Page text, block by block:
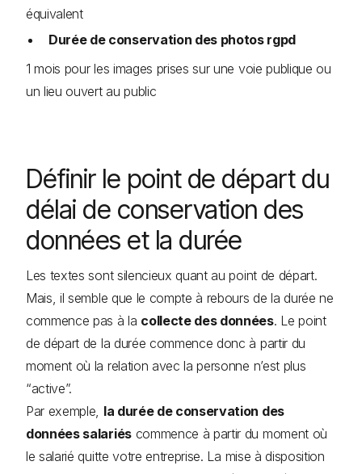
équivalent
Durée de conservation des photos rgpd
1 mois pour les images prises sur une voie publique ou
un lieu ouvert au public
Définir le point de départ du
délai de conservation des
données et la durée
Les textes sont silencieux quant au point de départ.
Mais, il semble que le compte à rebours de la durée ne
commence pas à la collecte des données. Le point
de départ de la durée commence donc à partir du
moment où la relation avec la personne n’est plus
“active”.
Par exemple, la durée de conservation des
données salariéscommence à partir du moment où
le salarié quitte votre entreprise. La mise à disposition